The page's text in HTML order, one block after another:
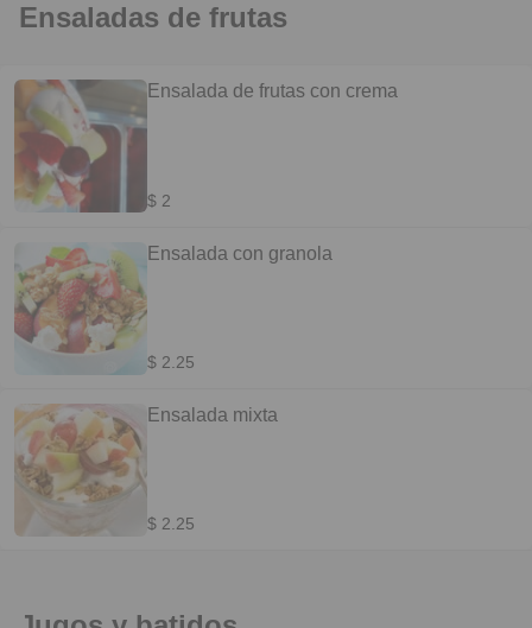
Ensaladas de frutas
Ensalada de frutas con crema
$ 2
Ensalada con granola
$ 2.25
Ensalada mixta
$ 2.25